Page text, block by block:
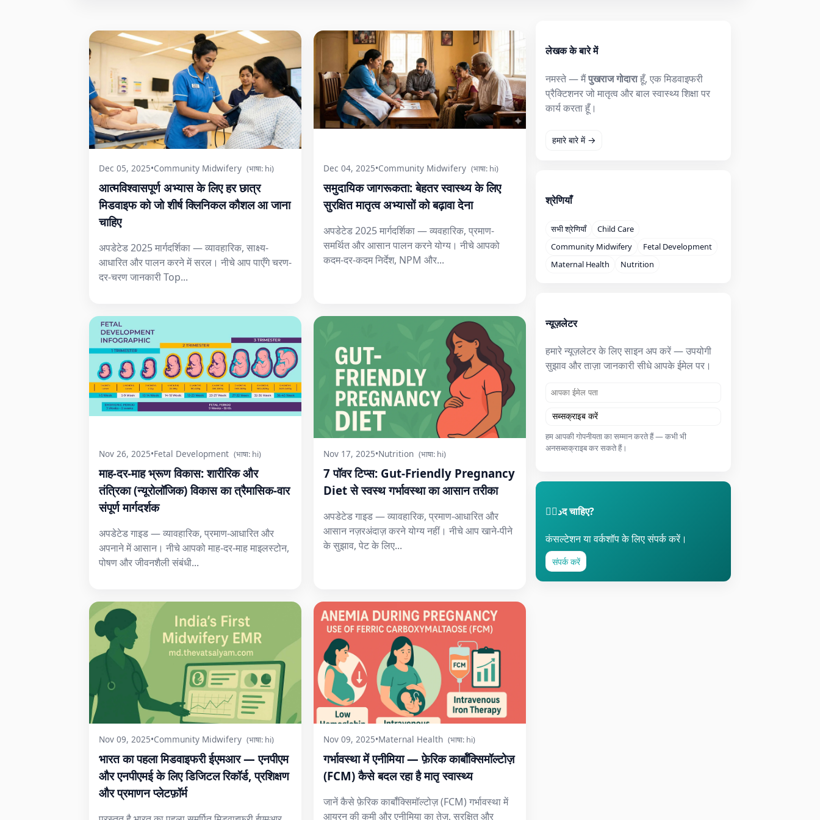
Dec 05, 2025•Community Midwifery (भाषा: hi)
आत्मविश्वासपूर्ण अभ्यास के लिए हर छात्र
मिडवाइफ को जो शीर्ष क्लिनिकल कौशल आ जाना
चाहिए
अपडेटेड 2025 मार्गदर्शिका — व्यावहारिक, साक्ष्य-
आधारित और पालन करने में सरल। नीचे आप पाएँगे चरण-
दर-चरण जानकारी Top...
Dec 04, 2025•Community Midwifery (भाषा: hi)
समुदायिक जागरूकता: बेहतर स्वास्थ्य के लिए
सुरक्षित मातृत्व अभ्यासों को बढ़ावा देना
अपडेटेड 2025 मार्गदर्शिका — व्यवहारिक, प्रमाण-
समर्थित और आसान पालन करने योग्य। नीचे आपको
कदम-दर-कदम निर्देश, NPM और...
Nov 26, 2025•Fetal Development (भाषा: hi)
माह-दर-माह भ्रूण विकास: शारीरिक और
तंत्रिका (न्यूरोलॉजिक) विकास का त्रैमासिक-वार
संपूर्ण मार्गदर्शक
अपडेटेड गाइड — व्यावहारिक, प्रमाण-आधारित और
अपनाने में आसान। नीचे आपको माह-दर-माह माइलस्टोन,
पोषण और जीवनशैली संबंधी...
Nov 17, 2025•Nutrition (भाषा: hi)
7 पॉवर टिप्स: Gut-Friendly Pregnancy
Diet से स्वस्थ गर्भावस्था का आसान तरीका
अपडेटेड गाइड — व्यावहारिक, प्रमाण-आधारित और
आसान नज़रअंदाज़ करने योग्य नहीं। नीचे आप खाने-पीने
के सुझाव, पेट के लिए...
Nov 09, 2025•Community Midwifery (भाषा: hi)
भारत का पहला मिडवाइफरी ईएमआर — एनपीएम
और एनपीएमई के लिए डिजिटल रिकॉर्ड, प्रशिक्षण
और प्रमाणन प्लेटफ़ॉर्म
Nov 09, 2025•Maternal Health (भाषा: hi)
गर्भावस्था में एनीमिया — फ़ेरिक कार्बॉक्सिमॉल्टोज़
(FCM) कैसे बदल रहा है मातृ स्वास्थ्य
जानें कैसे फ़ेरिक कार्बॉक्सिमॉल्टोज़ (FCM) गर्भावस्था में
आयरन की कमी और एनीमिया का तेज़, सुरक्षित और
लेखक के बारे में
नमस्ते — मैंपुखराज गोदाराहूँ, एक मिडवाइफरी
प्रैक्टिशनर जो मातृत्व और बाल स्वास्थ्य शिक्षा पर
कार्य करता हूँ।
हमारे बारे में →
श्रेणियाँ
सभी श्रेणियाँ
Child Care
Community Midwifery
Fetal Development
Maternal Health
Nutrition
न्यूज़लेटर
हमारे न्यूज़लेटर के लिए साइन अप करें — उपयोगी
सुझाव और ताज़ा जानकारी सीधे आपके ईमेल पर।
सब्सक्राइब करें
हम आपकी गोपनीयता का सम्मान करते हैं — कभी भी
अनसब्सक्राइब कर सकते हैं।
मَدद चाहिए?
कंसल्टेशन या वर्कशॉप के लिए संपर्क करें।
संपर्क करें